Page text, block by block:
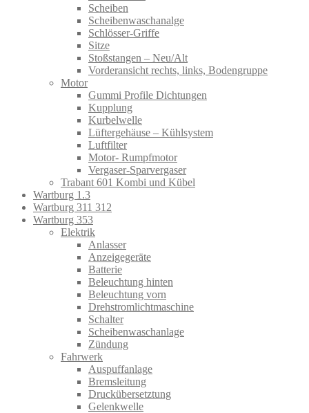
Scheiben
Scheibenwaschanalge
Schlösser-Griffe
Sitze
Stoßstangen – Neu/Alt
Vorderansicht rechts, links, Bodengruppe
Motor
Gummi Profile Dichtungen
Kupplung
Kurbelwelle
Lüftergehäuse – Kühlsystem
Luftfilter
Motor- Rumpfmotor
Vergaser-Sparvergaser
Trabant 601 Kombi und Kübel
Wartburg 1.3
Wartburg 311 312
Wartburg 353
Elektrik
Anlasser
Anzeigegeräte
Batterie
Beleuchtung hinten
Beleuchtung vorn
Drehstromlichtmaschine
Schalter
Scheibenwaschanlage
Zündung
Fahrwerk
Auspuffanlage
Bremsleitung
Druckübersetztung
Gelenkwelle